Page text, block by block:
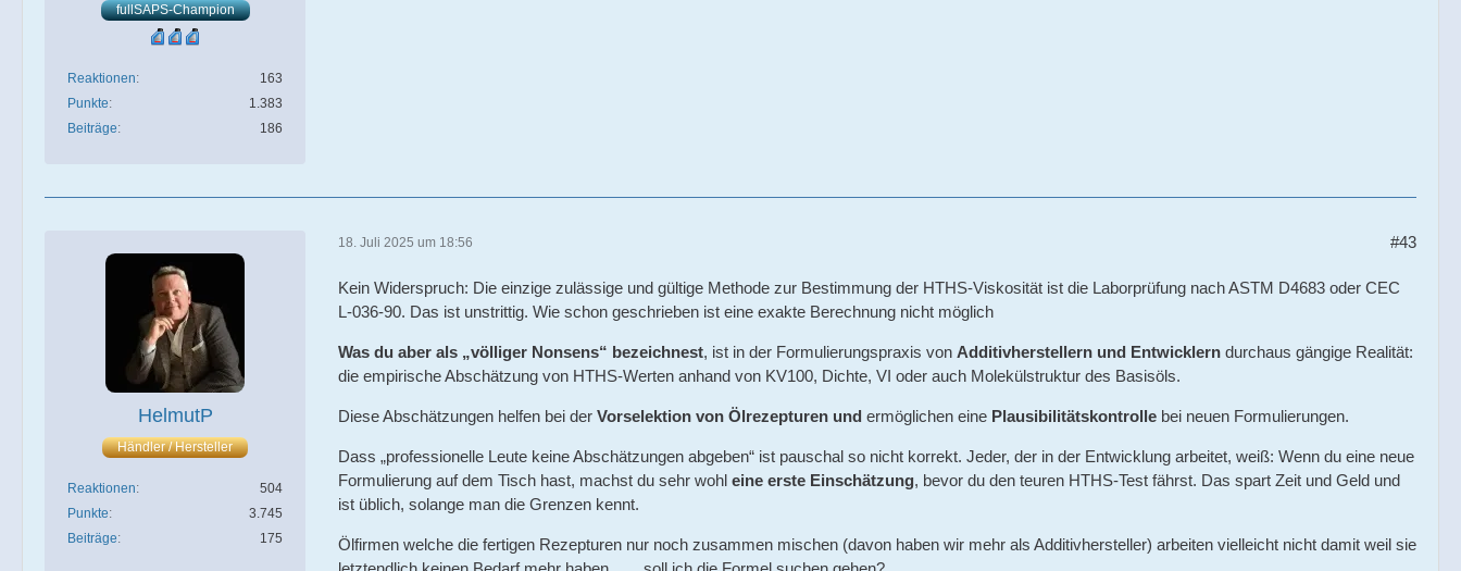
fullSAPS-Champion
Reaktionen
163
Punkte
1.383
Beiträge
186
HelmutP
Händler / Hersteller
Reaktionen
504
Punkte
3.745
Beiträge
175
18. Juli 2025 um 18:56 #43
Kein Widerspruch: Die einzige zulässige und gültige Methode zur Bestimmung der HTHS-Viskosität ist die Laborprüfung nach ASTM D4683 oder CEC
L-036-90. Das ist unstrittig. Wie schon geschrieben ist eine exakte Berechnung nicht möglich
Was du aber als „völliger Nonsens“ bezeichnest, ist in der Formulierungspraxis von Additivherstellern und Entwicklern durchaus gängige Realität:
die empirische Abschätzung von HTHS-Werten anhand von KV100, Dichte, VI oder auch Molekülstruktur des Basisöls.
Diese Abschätzungen helfen bei der Vorselektion von Ölrezepturen und ermöglichen eine Plausibilitätskontrolle bei neuen Formulierungen.
Dass „professionelle Leute keine Abschätzungen abgeben“ ist pauschal so nicht korrekt. Jeder, der in der Entwicklung arbeitet, weiß: Wenn du eine neue
Formulierung auf dem Tisch hast, machst du sehr wohl eine erste Einschätzung, bevor du den teuren HTHS-Test fährst. Das spart Zeit und Geld und
ist üblich, solange man die Grenzen kennt.
Ölfirmen welche die fertigen Rezepturen nur noch zusammen mischen (davon haben wir mehr als Additivhersteller) arbeiten vielleicht nicht damit weil sie